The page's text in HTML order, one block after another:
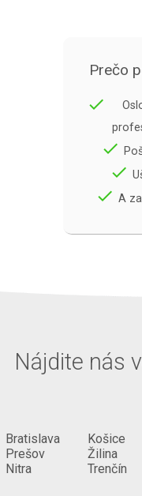
Prečo
done
done
done
done A
Nájdite nás
Bratislava
Prešov
Nitra
Košice
Žilina
Trenčín